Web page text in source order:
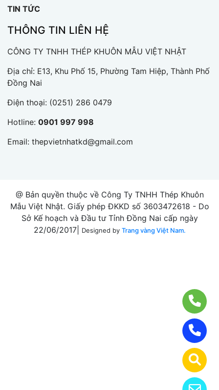
TIN TỨC
THÔNG TIN LIÊN HỆ
CÔNG TY TNHH THÉP KHUÔN MẪU VIỆT NHẬT
Địa chỉ: E13, Khu Phố 15, Phường Tam Hiệp, Thành Phố
Đồng Nai
Điện thoại: (0251) 286 0479
Hotline: 0901 997 998
Email: thepvietnhatkd@gmail.com
@ Bản quyền thuộc về Công Ty TNHH Thép Khuôn
Mẫu Việt Nhật. Giấy phép ĐKKD số 3603472618 - Do
Sở Kế hoạch và Đầu tư Tỉnh Đồng Nai cấp ngày
22/06/2017|
Designed by Trang vàng Việt Nam.